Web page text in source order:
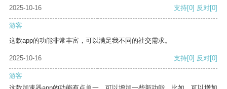
2025-10-16 支持[0] 反对[0]
游客
这款app的功能非常丰富，可以满足我不同的社交需求。
2025-10-16 支持[0] 反对[0]
游客